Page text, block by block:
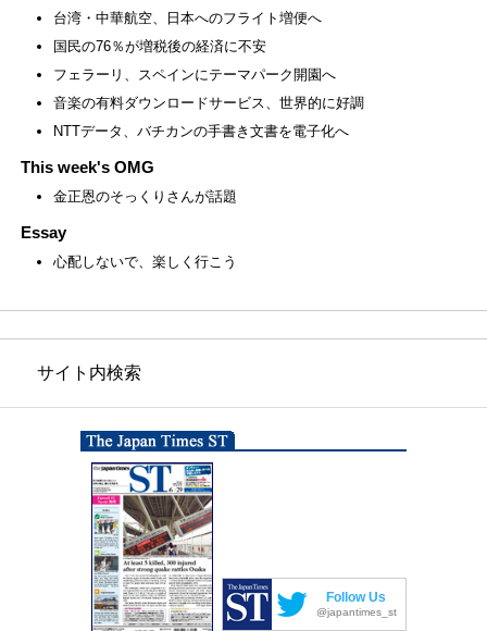
台湾・中華航空、日本へのフライト増便へ
国民の76％が増税後の経済に不安
フェラーリ、スペインにテーマパーク開園へ
音楽の有料ダウンロードサービス、世界的に好調
NTTデータ、バチカンの手書き文書を電子化へ
This week's OMG
金正恩のそっくりさんが話題
Essay
心配しないで、楽しく行こう
サイト内検索
Follow Us
@japantimes_st